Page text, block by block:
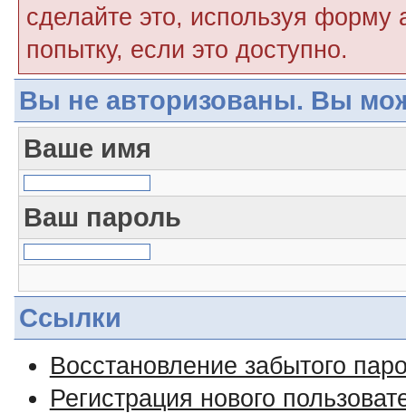
сделайте это, используя форму
попытку, если это доступно.
Вы не авторизованы. Вы
Ваше имя
Ваш пароль
Ссылки
Восстановление забытого
Регистрация нового